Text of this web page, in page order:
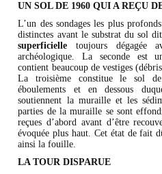
UN SOL DE 1960 QUI A REÇU
L’un des sondages les plus
distinctes avant le substrat du sol
superficielle toujours dégagée
archéologique. La seconde est
contient beaucoup de vestiges
La troisième constitue le sol
éboulements et en dessous
soutiennent la muraille et les
parties de la muraille se sont
reçues d’abord avant d’être
évoquée plus haut. Cet état de fait
ainsi la fouille.
LA TOUR DISPARUE